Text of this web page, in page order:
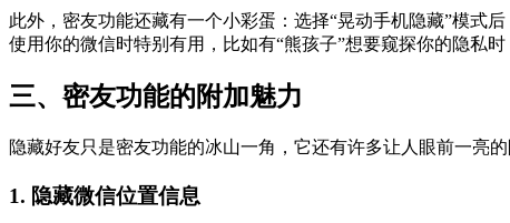
此外，密友功能还藏有一个小彩蛋：选择“晃动手机隐藏”模式
使用你的微信时特别有用，比如有“熊孩子”想要窥探你的隐私
三、密友功能的附加魅力
隐藏好友只是密友功能的冰山一角，它还有许多让人眼前一亮
1. 隐藏微信位置信息